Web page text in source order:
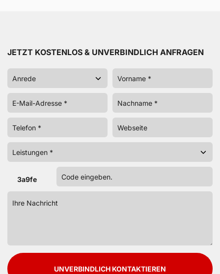
JETZT KOSTENLOS & UNVERBINDLICH ANFRAGEN
3a9fe
UNVERBINDLICH KONTAKTIEREN